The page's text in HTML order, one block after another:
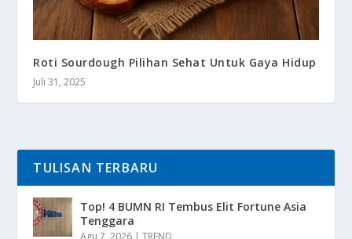
Roti Sourdough Pilihan Sehat Untuk Gaya Hidup
Juli 31, 2025
TULISAN TERBARU
Top! 4 BUMN RI Tembus Elit Fortune Asia
Tenggara
Agu 7, 2026 |TREND